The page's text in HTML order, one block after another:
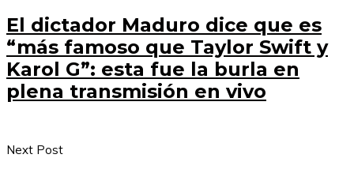
El dictador Maduro dice que es
“más famoso que Taylor Swift y
Karol G”: esta fue la burla en
plena transmisión en vivo
Next Post